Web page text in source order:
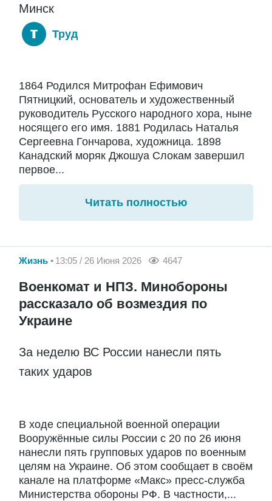
Минск
Труд
1864 Родился Митрофан Ефимович
Пятницкий, основатель и художественный
руководитель Русского народного хора, ныне
носящего его имя. 1881 Родилась Наталья
Сергеевна Гончарова, художница. 1898
Канадский моряк Джошуа Слокам завершил
первое...
Читать полностью
Жизнь 13:05 / 26 Июня 2026 4647
Военкомат и НПЗ. Минобороны
рассказало об возмездия по
Украине
За неделю ВС России нанесли пять
таких ударов
В ходе специальной военной операции
Вооружённые силы России с 20 по 26 июня
нанесли пять групповых ударов по военным
целям на Украине. Об этом сообщает в своём
канале на платформе «Макс» пресс-служба
Министерства обороны РФ. В частности,...